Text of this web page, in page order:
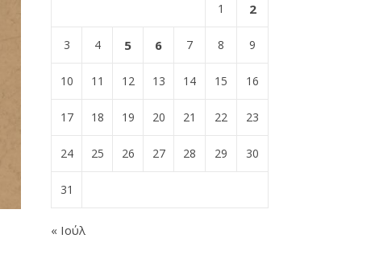
1 2
3 4 5 6 7 8 9
10 11 12 13 14 15 16
17 18 19 20 21 22 23
24 25 26 27 28 29 30
31
« Ιούλ